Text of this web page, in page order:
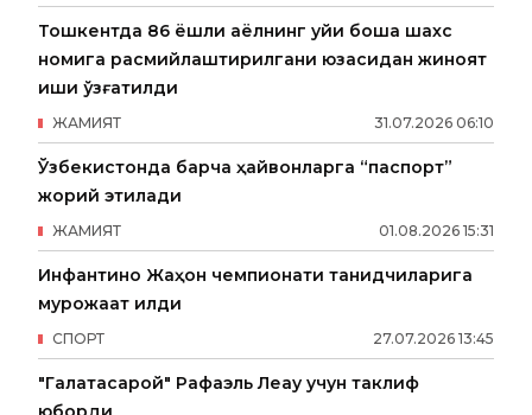
Тошкентда 86 ёшли аёлнинг уйи бошқа шахс
номига расмийлаштирилгани юзасидан жиноят
иши қўзғатилди
31.07.2026 06:10
ЖАМИЯТ
Ўзбекистонда барча ҳайвонларга “паспорт”
жорий этилади
01.08.2026 15:31
ЖАМИЯТ
Инфантино Жаҳон чемпионати танқидчиларига
мурожаат қилди
27.07.2026 13:45
СПОРТ
"Галатасарой" Рафаэль Леау учун таклиф